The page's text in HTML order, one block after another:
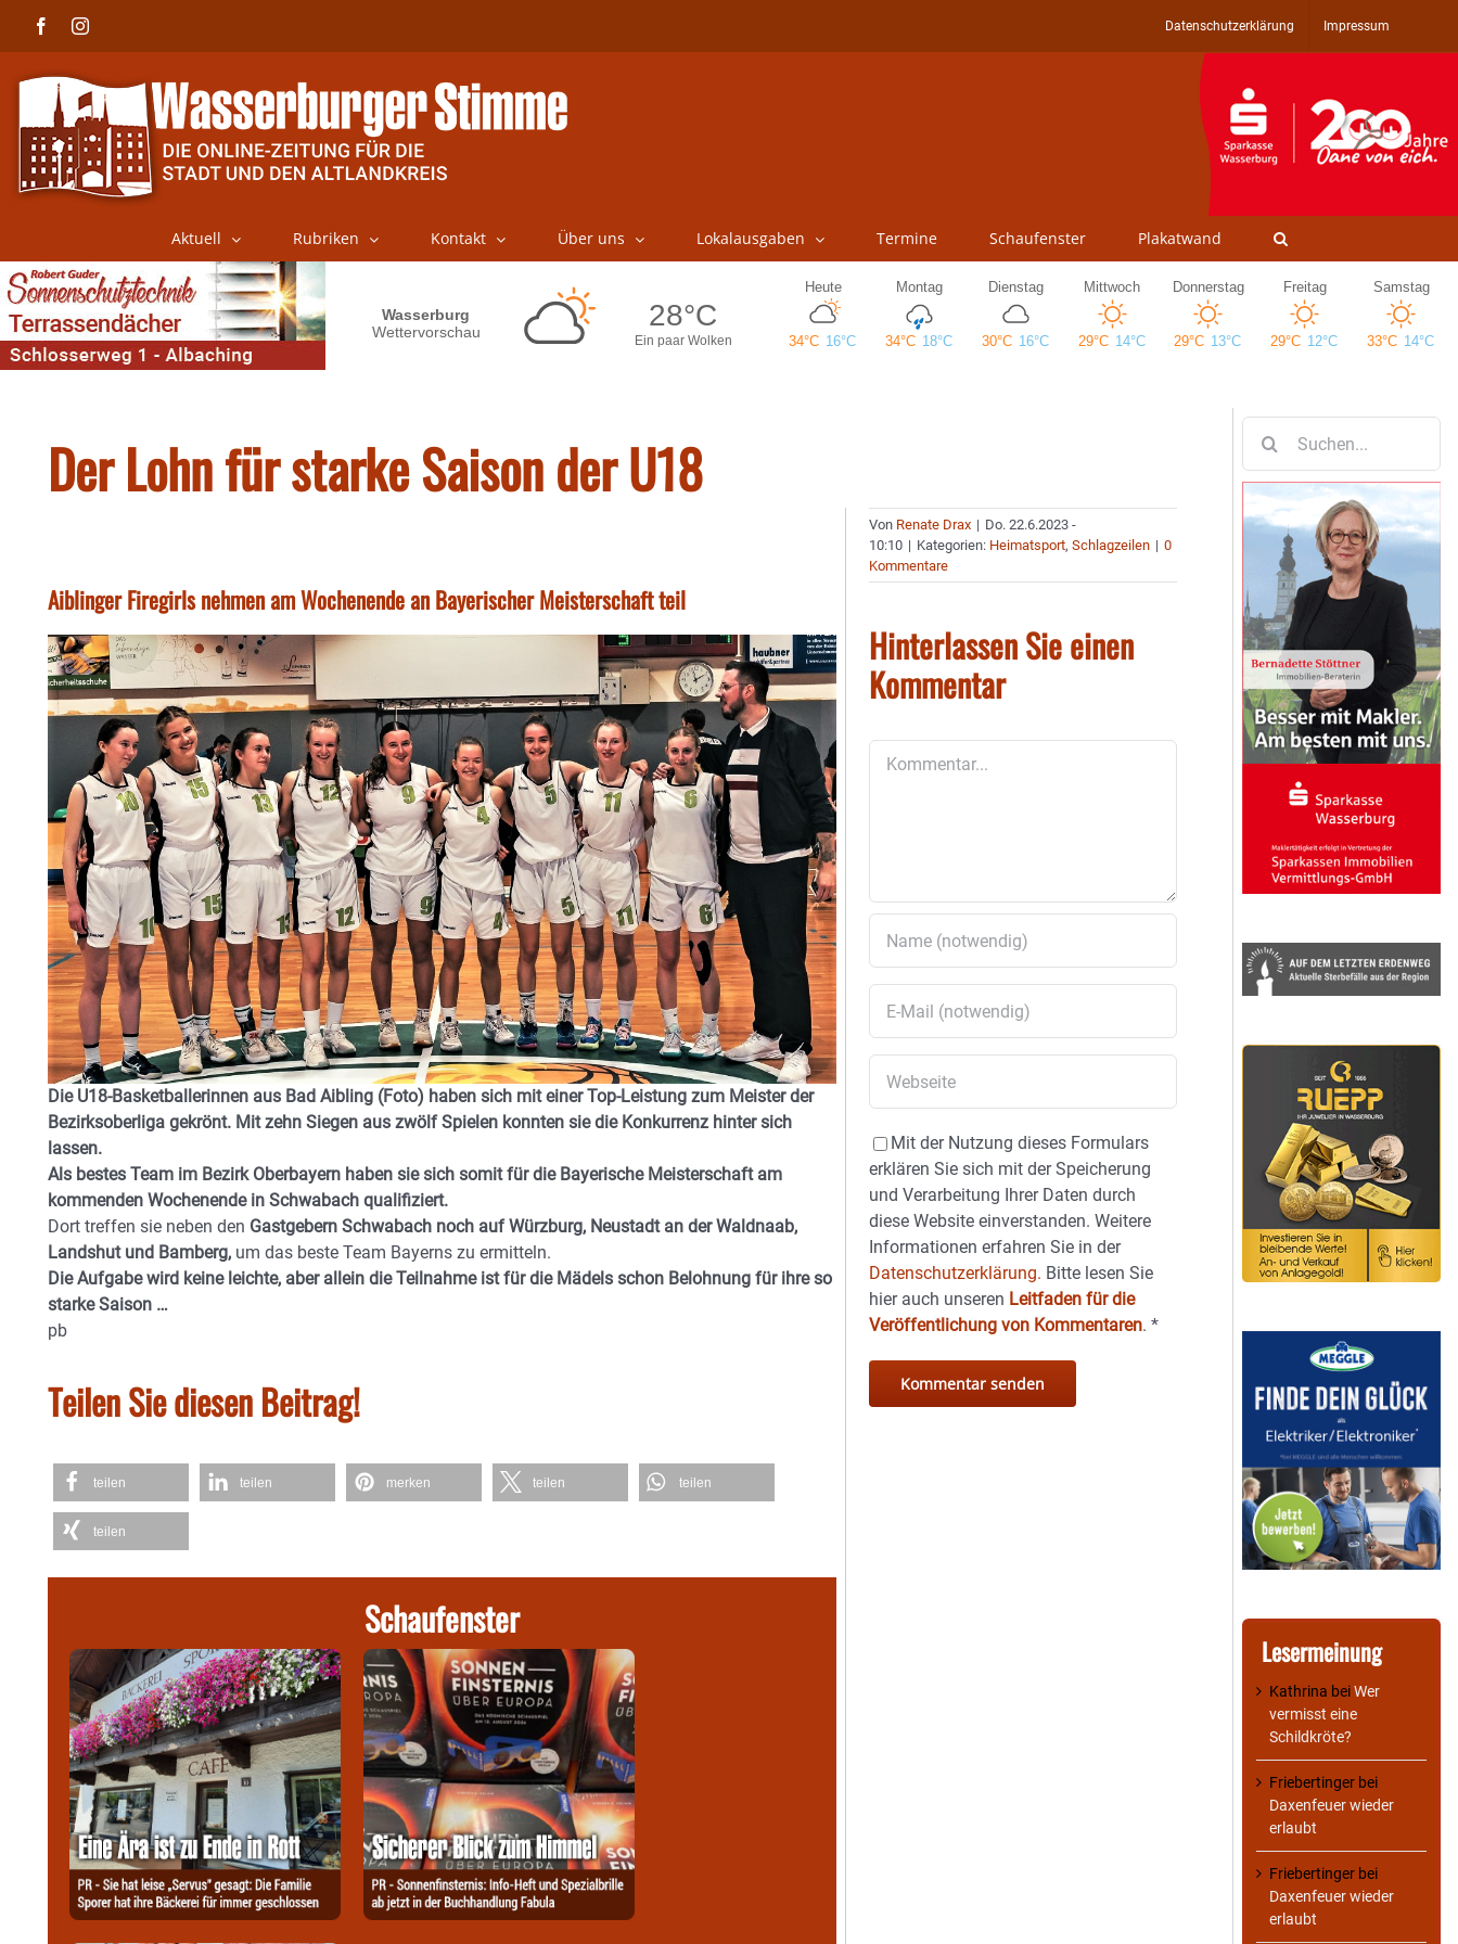
FacebookInstagram Datenschutzerklärung Impressum
Aktuell Rubriken Kontakt Über uns Lokalausgaben Termine Schaufenster Plakatwand
Der Lohn für starke Saison der U18
Aiblinger Firegirls nehmen am Wochenende an Bayerischer Meisterschaft teil
Die U18-Basketballerinnen aus Bad Aibling (Foto) haben sich mit einer Top-Leistung zum Meister der
Bezirksoberliga gekrönt. Mit zehn Siegen aus zwölf Spielen konnten sie die Konkurrenz hinter sich
lassen.
Als bestes Team im Bezirk Oberbayern haben sie sich somit für die Bayerische Meisterschaft am
kommenden Wochenende in Schwabach qualifiziert.
Dort treffen sie neben den Gastgebern Schwabach noch auf Würzburg, Neustadt an der Waldnaab,
Landshut und Bamberg, um das beste Team Bayerns zu ermitteln.
Die Aufgabe wird keine leichte, aber allein die Teilnahme ist für die Mädels schon Belohnung für ihre so
starke Saison …
pb
Teilen Sie diesen Beitrag!
teilen teilen merken teilen teilen
teilen
Schaufenster
Von Renate Drax | Do. 22.6.2023 -
10:10 | Kategorien: Heimatsport,Schlagzeilen | 0
Kommentare
Hinterlassen Sie einen
Kommentar
Mit der Nutzung dieses Formulars
erklären Sie sich mit der Speicherung
und Verarbeitung Ihrer Daten durch
diese Website einverstanden. Weitere
Informationen erfahren Sie in der
Datenschutzerklärung. Bitte lesen Sie
hier auch unseren Leitfaden für die
Veröffentlichung von Kommentaren.*
nach:
Lesermeinung
Kathrina beiWer
vermisst eine
Schildkröte?
Friebertinger bei
Daxenfeuer wieder
erlaubt
Friebertinger bei
Daxenfeuer wieder
erlaubt